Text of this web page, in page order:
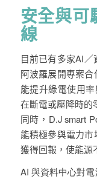
安全與可
線
目前已有多家AI
阿波羅展開專案
能提升綠電使用
在斷電或壓降時的
同時，D.J smart
能積極參與電力
獲得回報，使能源
AI 與資料中心對